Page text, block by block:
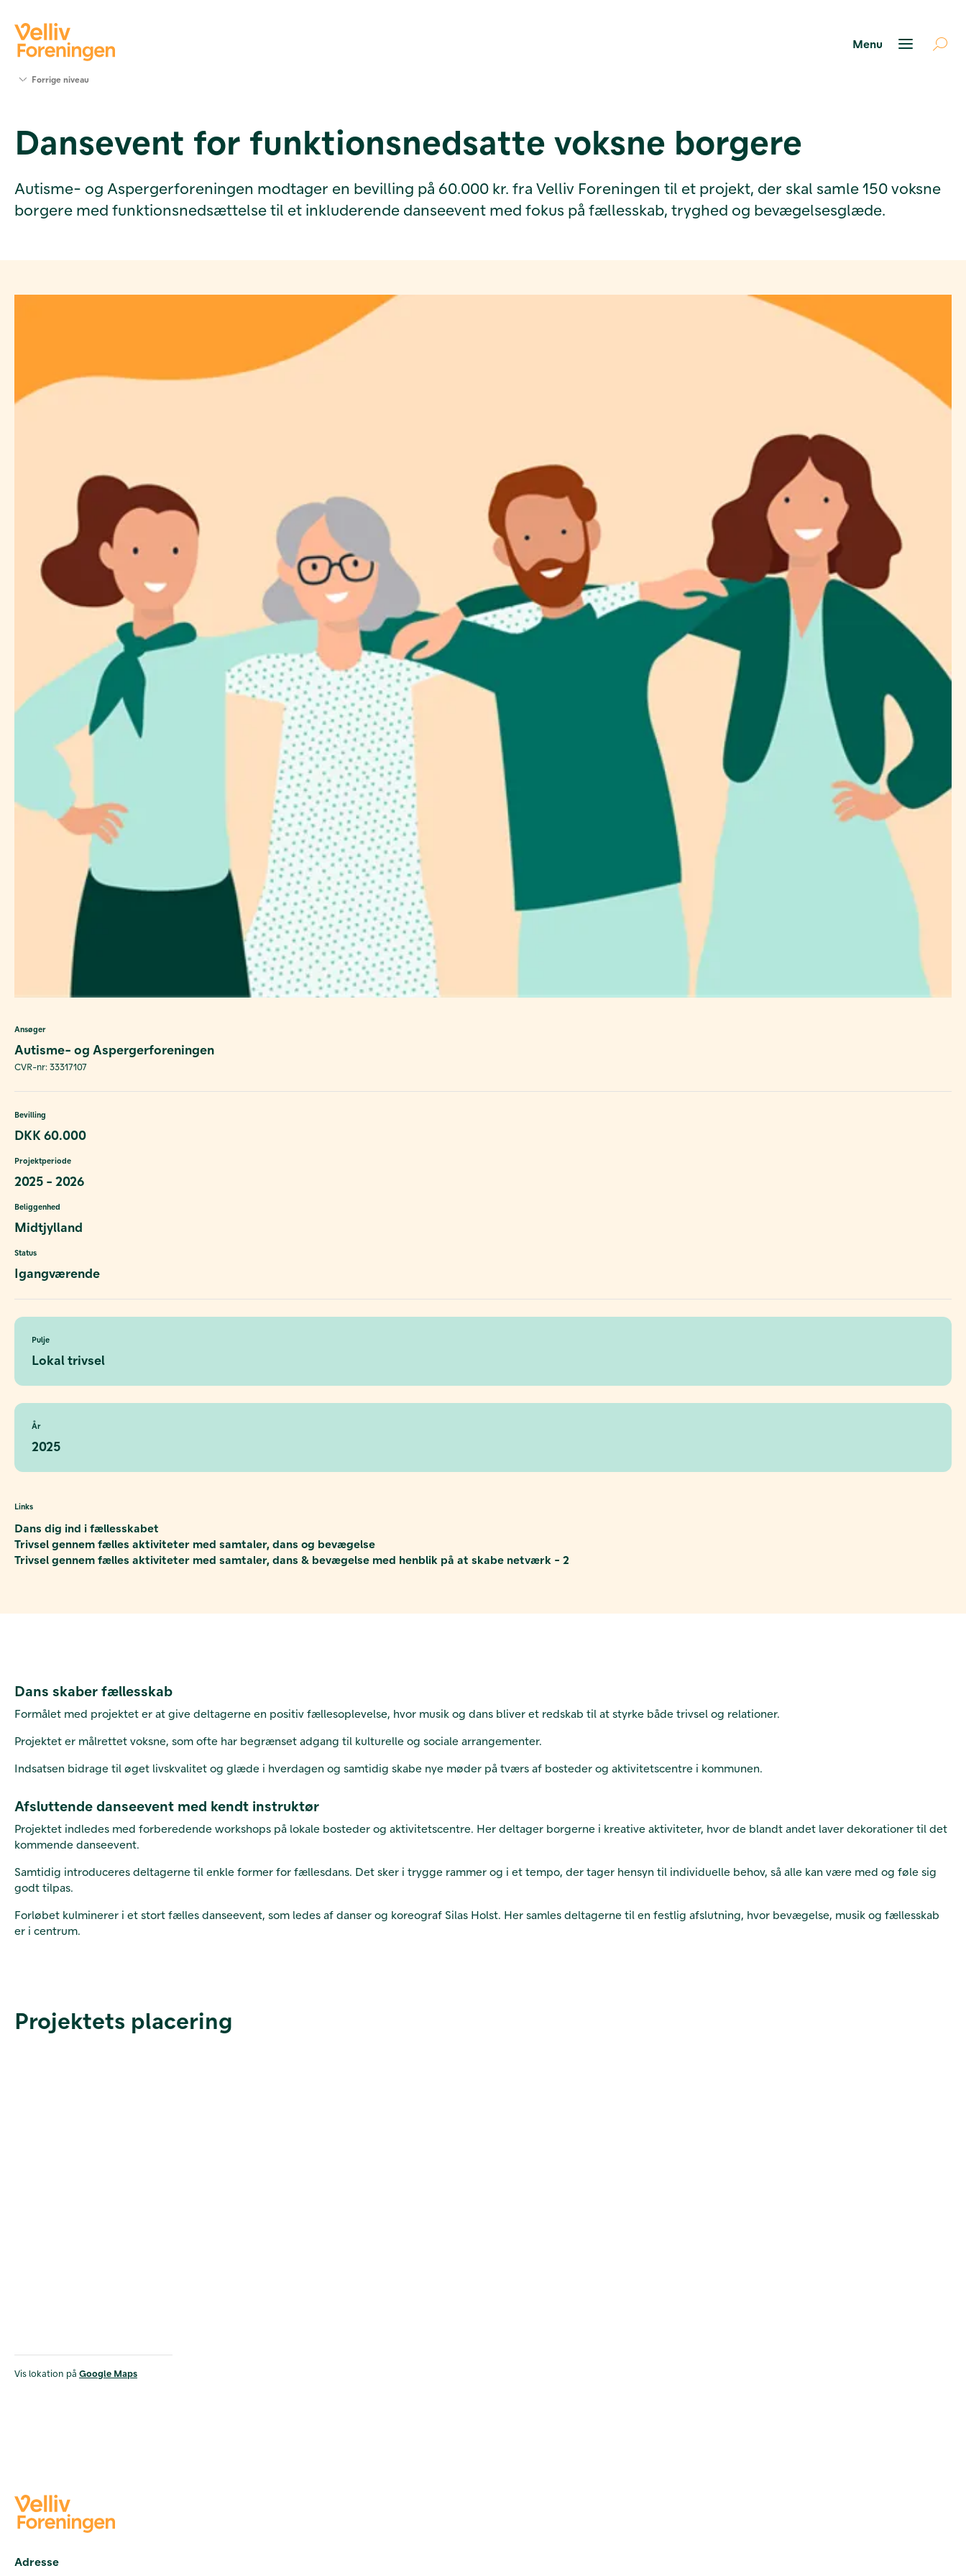
Værktøjer
og viden
Foreningen
Kontakt
os
Forrige niveau
Dansevent for funktionsnedsatte voksne borgere
Autisme- og Aspergerforeningen modtager en bevilling på 60.000 kr. fra Velliv Foreningen til et projekt, der skal samle 150 voksne
borgere med funktionsnedsættelse til et inkluderende danseevent med fokus på fællesskab, tryghed og bevægelsesglæde.
Ansøger
Autisme- og Aspergerforeningen
CVR-nr: 33317107
Bevilling
DKK 60.000
Projektperiode
2025 - 2026
Beliggenhed
Midtjylland
Status
Igangværende
Pulje
Lokal trivsel
År
2025
Links
Dans dig ind i fællesskabet
Trivsel gennem fælles aktiviteter med samtaler, dans og bevægelse
Trivsel gennem fælles aktiviteter med samtaler, dans & bevægelse med henblik på at skabe netværk - 2
Dans skaber fællesskab
Formålet med projektet er at give deltagerne en positiv fællesoplevelse, hvor musik og dans bliver et redskab til at styrke både trivsel og relationer.
Projektet er målrettet voksne, som ofte har begrænset adgang til kulturelle og sociale arrangementer.
Indsatsen bidrage til øget livskvalitet og glæde i hverdagen og samtidig skabe nye møder på tværs af bosteder og aktivitetscentre i kommunen.
Afsluttende danseevent med kendt instruktør
Projektet indledes med forberedende workshops på lokale bosteder og aktivitetscentre. Her deltager borgerne i kreative aktiviteter, hvor de blandt andet laver dekorationer til det
kommende danseevent.
Samtidig introduceres deltagerne til enkle former for fællesdans. Det sker i trygge rammer og i et tempo, der tager hensyn til individuelle behov, så alle kan være med og føle sig
godt tilpas.
Forløbet kulminerer i et stort fælles danseevent, som ledes af danser og koreograf Silas Holst. Her samles deltagerne til en festlig afslutning, hvor bevægelse, musik og fællesskab
er i centrum.
Projektets placering
Vis lokation på Google Maps
Adresse